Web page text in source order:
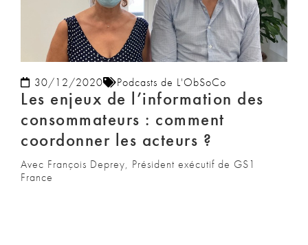
30/12/2020 Podcasts de L'ObSoCo
Les enjeux de l’information des
consommateurs : comment
coordonner les acteurs ?
Avec François Deprey, Président exécutif de GS1
France